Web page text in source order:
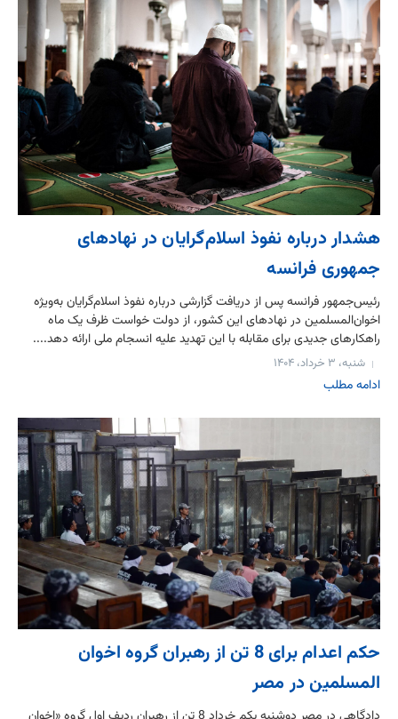
هشدار درباره نفوذ اسلام‌گرایان در نهادهای
جمهوری فرانسه
رئیس‌جمهور فرانسه پس از دریافت گزارشی درباره نفوذ اسلام‌گرایان به‌ویژه
اخوان‌المسلمین در نهادهای این کشور، از دولت خواست ظرف یک ماه
راهکارهای جدیدی برای مقابله با این تهدید علیه انسجام ملی ارائه دهد....
شنبه، ۳ خرداد، ۱۴۰۴
ادامه مطلب
حکم اعدام برای 8 تن از رهبران گروه اخوان
المسلمین در مصر